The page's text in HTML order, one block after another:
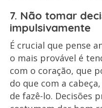
7. Não tomar
impulsivamente
É crucial que pense
o mais provável é
com o coração, que
do que com a
de fazê-lo. Decisões